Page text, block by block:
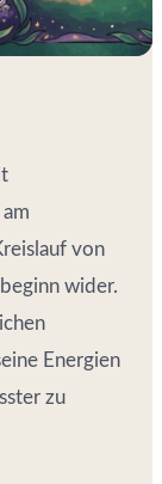
von
wider.
Energien
zu